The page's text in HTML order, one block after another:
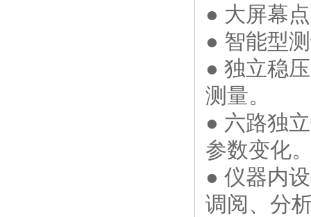
● 大屏幕
● 智能型
● 独立稳
测量。
● 六路独
参数变化
● 仪器内
调阅、分